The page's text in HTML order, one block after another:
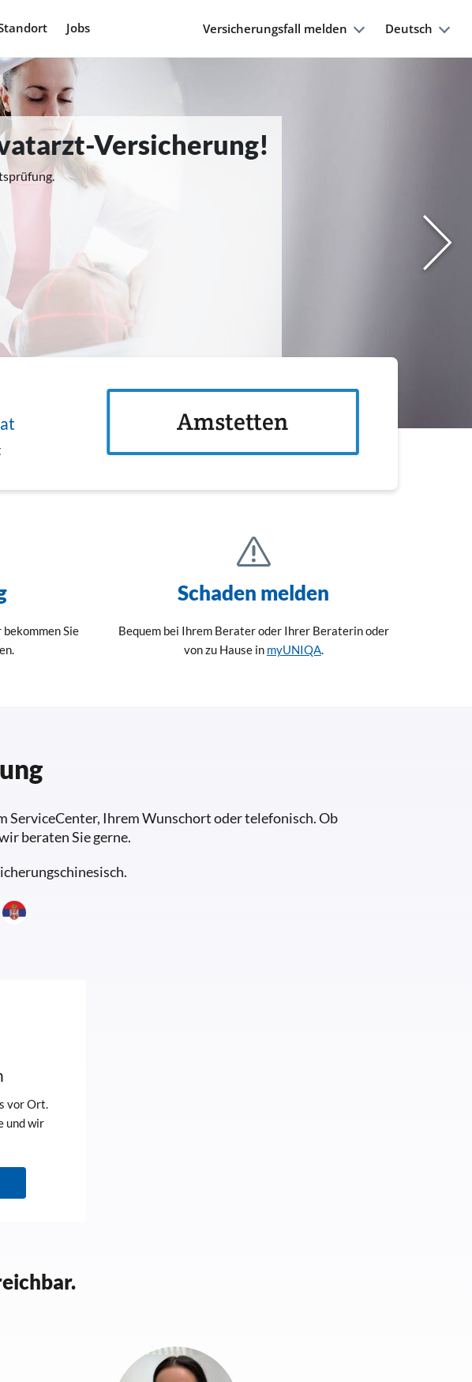
Jobs Versicherungsfall melden Deutsch
Versicherung!
Amstetten
Sie
Schaden melden
Bequem bei Ihrem Berater oder Ihrer Beraterin oder
von zu Hause in myUNIQA.
ServiceCenter, Ihrem Wunschort oder telefonisch. Ob
beraten Sie gerne.
vor Ort.
und wir